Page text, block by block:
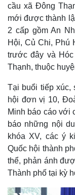
cầu xã Đông
mới được thành
2 cấp gồm An
Hội, Củ Chi, Phú
trước đây và
Thạnh, thuộc
Tại buổi tiếp xúc,
hội đơn vị 10,
Minh báo cáo với
báo những nội
khóa XV, các ý
Quốc hội thành
thể, phản ánh
Thành phố tại kỳ